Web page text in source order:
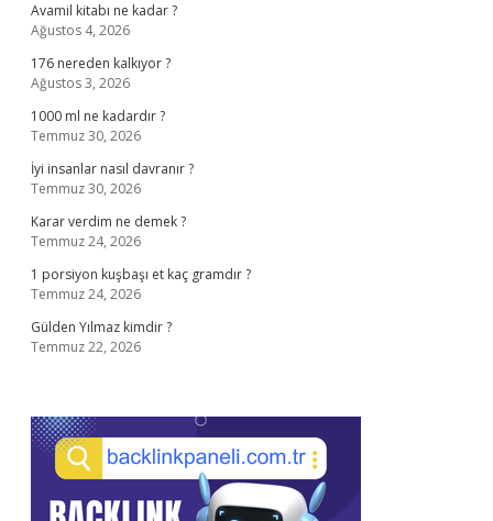
Avamil kitabı ne kadar ?
Ağustos 4, 2026
176 nereden kalkıyor ?
Ağustos 3, 2026
1000 ml ne kadardır ?
Temmuz 30, 2026
İyi insanlar nasıl davranır ?
Temmuz 30, 2026
Karar verdim ne demek ?
Temmuz 24, 2026
1 porsiyon kuşbaşı et kaç gramdır ?
Temmuz 24, 2026
Gülden Yılmaz kimdir ?
Temmuz 22, 2026